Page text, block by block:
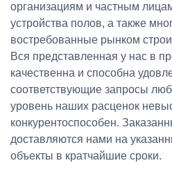
организациям и частным
устройства полов, а также
востребованные рынком
Вся представленная у нас в
качественна и способна
соответствующие запросы
уровень наших расценок
конкурентоспособен.
доставляются нами на
объекты в кратчайшие сроки.